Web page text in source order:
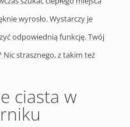
wyrosło. Wystarczy je
odpowiednią funkcję. Twój
strasznego, z takim też
ciasta w